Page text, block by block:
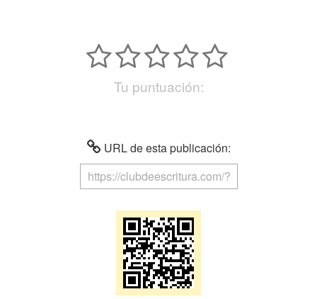
Tu puntuación:
URL de esta publicación: